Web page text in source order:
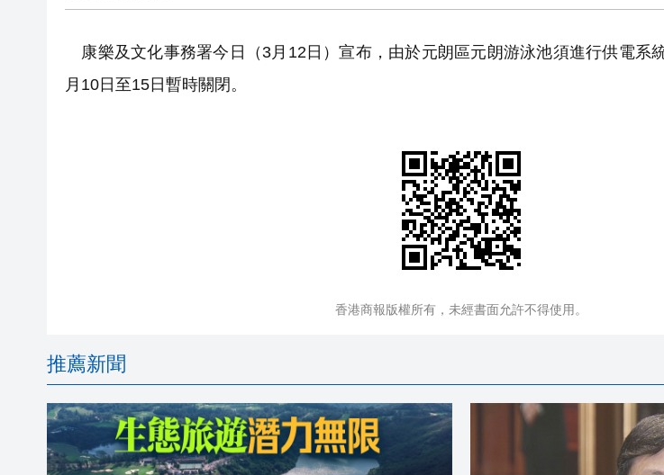
康樂及文化事務署今日（3月12日）宣布，由於元朗區元朗游泳池須進行供電系
月10日至15日暫時關閉。
香港商報版權所有，未經書面允許不得使用。
推薦新聞